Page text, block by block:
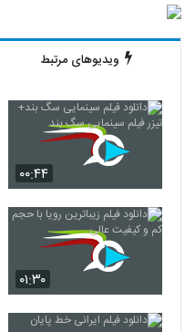
ویدیوهای مرتبط
۰۰:۴۴
۰۱:۳۰